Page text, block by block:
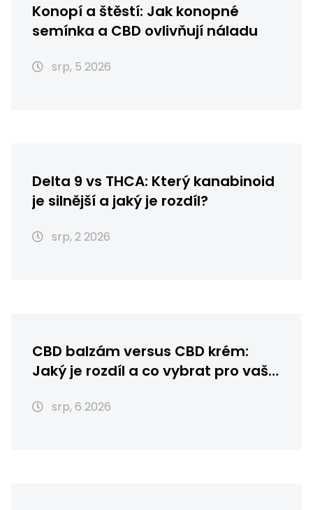
Konopí a štěstí: Jak konopné
semínka a CBD ovlivňují náladu
srp, 5 2026
Delta 9 vs THCA: Který kanabinoid
je silnější a jaký je rozdíl?
srp, 2 2026
CBD balzám versus CBD krém:
Jaký je rozdíl a co vybrat pro vaši
srp, 6 2026